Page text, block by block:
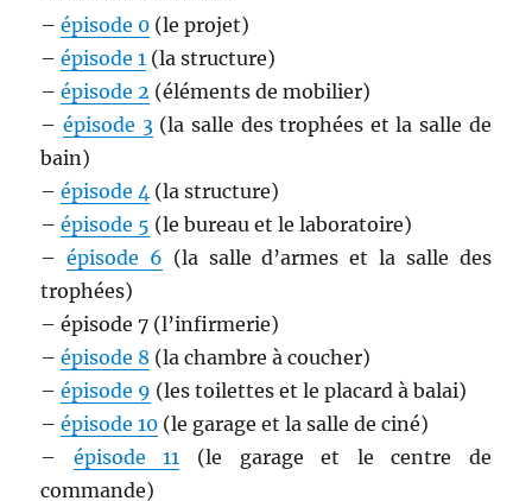
–épisode 0 (le projet)
–épisode 1 (la structure)
–épisode 2 (éléments de mobilier)
–épisode 3(la salle des trophées et la salle de
bain)
–épisode 4 (la structure)
–épisode 5 (le bureau et le laboratoire)
–épisode 6 (la salle d’armes et la salle des
trophées)
– épisode 7 (l’infirmerie)
–épisode 8 (la chambre à coucher)
–épisode 9 (les toilettes et le placard à balai)
–épisode 10 (le garage et la salle de ciné)
– épisode 11 (le garage et le centre de
commande)